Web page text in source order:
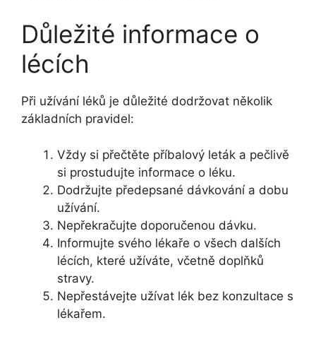
Důležité informace o
lécích
Při užívání léků je důležité dodržovat několik
základních pravidel:
Vždy si přečtěte příbalový leták a pečlivě
si prostudujte informace o léku.
Dodržujte předepsané dávkování a dobu
užívání.
Nepřekračujte doporučenou dávku.
Informujte svého lékaře o všech dalších
lécích, které užíváte, včetně doplňků
stravy.
Nepřestávejte užívat lék bez konzultace s
lékařem.